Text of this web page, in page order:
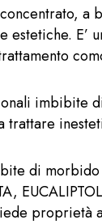
a
imbibite
di